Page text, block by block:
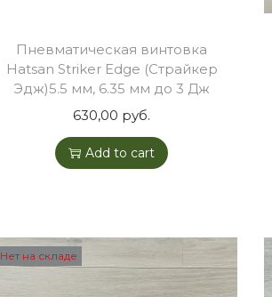
Пневматическая винтовка
Hatsan Striker Edge (Страйкер
Эдж)5.5 мм, 6.35 мм до 3 Дж
630,00 руб.
Add to cart
Нет на складе